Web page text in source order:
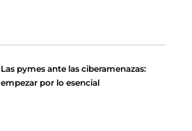
Las pymes ante las ciberamenazas:
empezar por lo esencial